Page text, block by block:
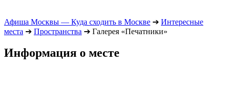
Афиша Москвы — Куда сходить в Москве ➔ Интересные
места ➔ Пространства ➔ Галерея «Печатники»
Информация о месте